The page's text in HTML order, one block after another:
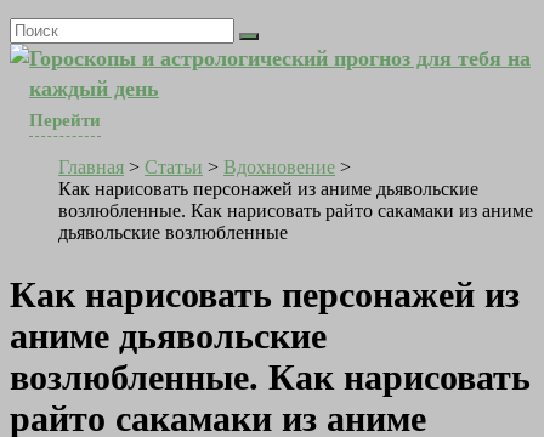
Гороскопы и астрологический прогноз для тебя на
каждый день
Перейти
Главная > Статьи > Вдохновение >
Как нарисовать персонажей из аниме дьявольские
возлюбленные. Как нарисовать райто сакамаки из аниме
дьявольские возлюбленные
Как нарисовать персонажей из
аниме дьявольские
возлюбленные. Как нарисовать
райто сакамаки из аниме